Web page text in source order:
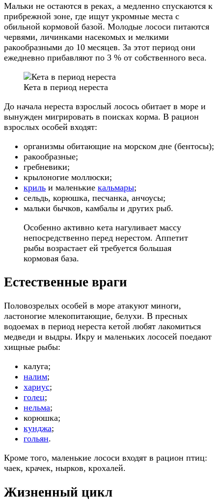
Мальки не остаются в реках, а медленно спускаются к
прибрежной зоне, где ищут укромные места с
обильной кормовой базой. Молодые лососи питаются
червями, личинками насекомых и мелкими
ракообразными до 10 месяцев. За этот период они
ежедневно прибавляют по 3 % от собственного веса.
Кета в период нереста
До начала нереста взрослый лосось обитает в море и
вынужден мигрировать в поисках корма. В рацион
взрослых особей входят:
организмы обитающие на морском дне (бентосы);
ракообразные;
гребневики;
крылоногие моллюски;
криль и маленькие кальмары;
сельдь, корюшка, песчанка, анчоусы;
мальки бычков, камбалы и других рыб.
Особенно активно кета нагуливает массу
непосредственно перед нерестом. Аппетит
рыбы возрастает ей требуется большая
кормовая база.
Естественные враги
Половозрелых особей в море атакуют миноги,
ластоногие млекопитающие, белухи. В пресных
водоемах в период нереста кетой любят лакомиться
медведи и выдры. Икру и маленьких лососей поедают
хищные рыбы:
калуга;
налим;
хариус;
голец;
нельма;
корюшка;
кунджа;
гольян.
Кроме того, маленькие лососи входят в рацион птиц:
чаек, крачек, нырков, крохалей.
Жизненный цикл